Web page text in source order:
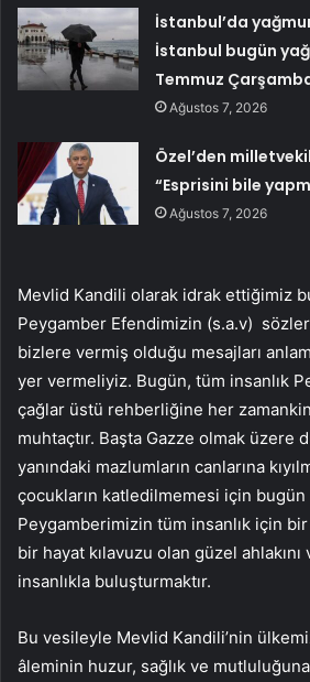
İstanbul’da
İstanbul bugün
Temmuz
Ağustos 7, 2026
Özel’den
“Esprisini bile
Ağustos 7, 2026
Mevlid Kandili olarak idrak ettiğimiz
Peygamber Efendimizin (s.a.v)
bizlere vermiş olduğu mesajları
yer vermeliyiz. Bugün, tüm insanlık
çağlar üstü rehberliğine her
muhtaçtır. Başta Gazze olmak üzere
yanındaki mazlumların canlarına
çocukların katledilmemesi için
Peygamberimizin tüm insanlık için
bir hayat kılavuzu olan güzel ahlakını
insanlıkla buluşturmaktır.
Bu vesileyle Mevlid Kandili’nin
âleminin huzur, sağlık ve